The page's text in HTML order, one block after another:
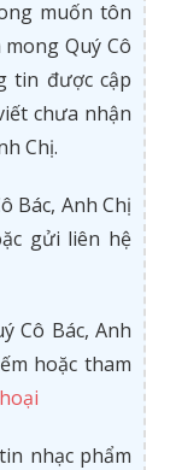
muốn tôn
Quý Cô
tin được cập
chưa nhận
Chị.
Bác, Anh Chị
gửi liên hệ
Cô Bác, Anh
hoặc tham
nhạc phẩm